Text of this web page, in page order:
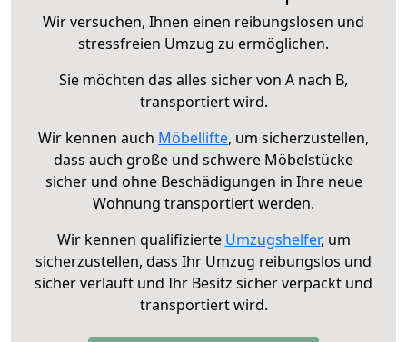
Wir versuchen, Ihnen einen reibungslosen und
stressfreien Umzug zu ermöglichen.
Sie möchten das alles sicher von A nach B,
transportiert wird.
Wir kennen auch Möbellifte, um sicherzustellen,
dass auch große und schwere Möbelstücke
sicher und ohne Beschädigungen in Ihre neue
Wohnung transportiert werden.
Wir kennen qualifizierte Umzugshelfer, um
sicherzustellen, dass Ihr Umzug reibungslos und
sicher verläuft und Ihr Besitz sicher verpackt und
transportiert wird.